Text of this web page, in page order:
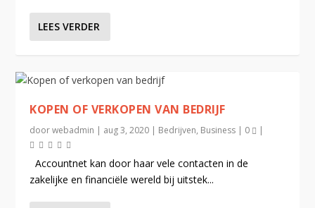
LEES VERDER
KOPEN OF VERKOPEN VAN BEDRIJF
doorwebadmin | aug 3, 2020 | Bedrijven, Business | 0 |
Accountnet kan door haar vele contacten in de
zakelijke en financiële wereld bij uitstek...